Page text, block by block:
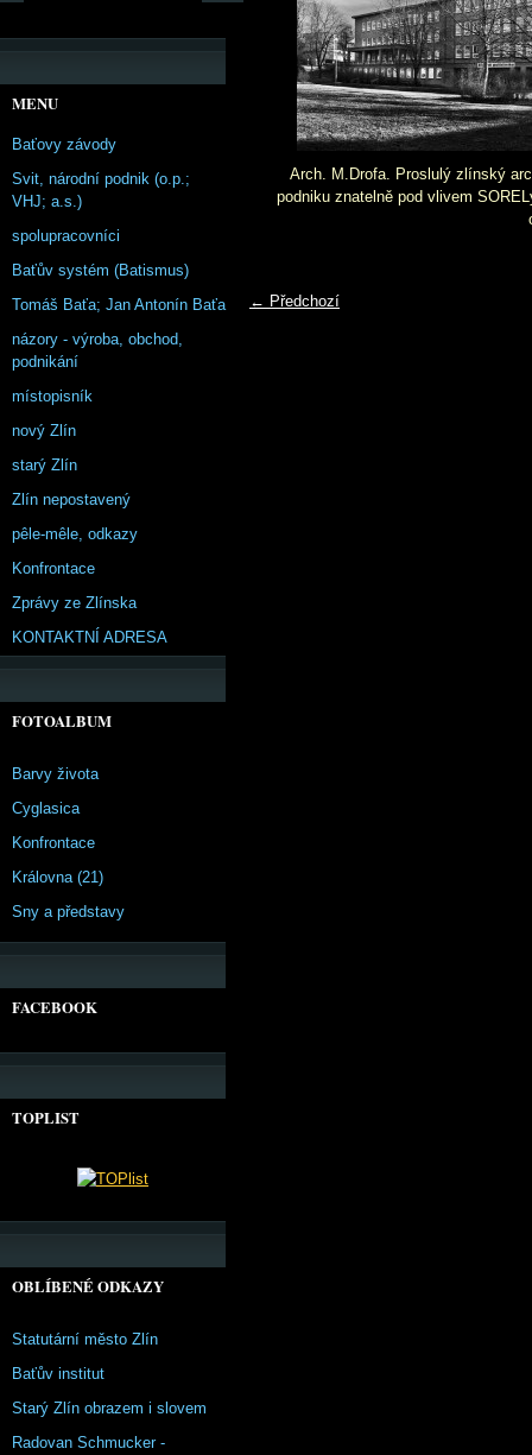
Arch. M.Drofa. Proslulý zlínský
podniku znatelně pod vlivem
← Předchozí
MENU
Baťovy závody
Svit, národní podnik (o.p.;
VHJ; a.s.)
spolupracovníci
Baťův systém (Batismus)
Tomáš Baťa; Jan Antonín Baťa
názory - výroba, obchod,
podnikání
místopisník
nový Zlín
starý Zlín
Zlín nepostavený
pêle-mêle, odkazy
Konfrontace
Zprávy ze Zlínska
KONTAKTNÍ ADRESA
FOTOALBUM
Barvy života
Cyglasica
Konfrontace
Královna (21)
Sny a představy
FACEBOOK
TOPLIST
OBLÍBENÉ ODKAZY
Statutární město Zlín
Baťův institut
Starý Zlín obrazem i slovem
Radovan Schmucker -